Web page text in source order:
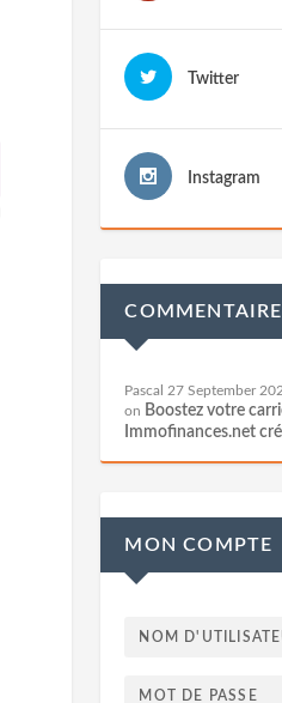
Twitter
Instagram
Pascal 27 September
on Boostez votre
Immofinances.net
MON COMPTE